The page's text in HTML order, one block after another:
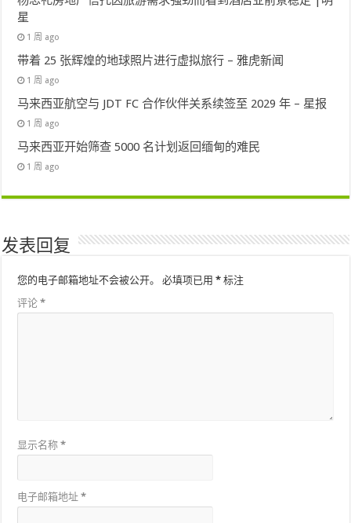
星
1 周 ago
带着 25 张辉煌的地球照片进行虚拟旅行 – 雅虎新闻
1 周 ago
马来西亚航空与 JDT FC 合作伙伴关系续签至 2029 年 – 星报
1 周 ago
马来西亚开始筛查 5000 名计划返回缅甸的难民
1 周 ago
发表回复
您的电子邮箱地址不会被公开。 必填项已用* 标注
评论*
显示名称*
电子邮箱地址*